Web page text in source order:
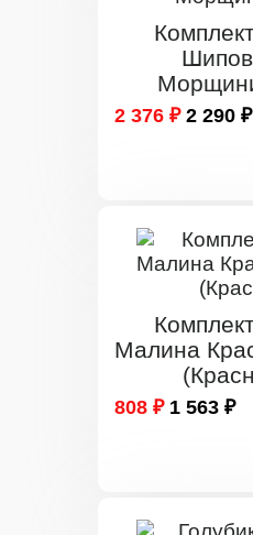
2 376 ₽ 2 290 ₽
Малина
808 ₽ 1 563 ₽